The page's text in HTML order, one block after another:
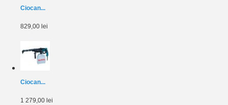
Ciocan...
829,00 lei
Ciocan...
1 279,00 lei